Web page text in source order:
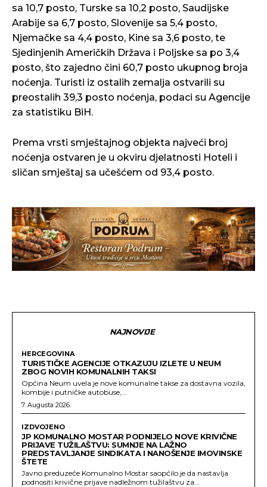
sa 10,7 posto, Turske sa 10,2 posto, Saudijske
Arabije sa 6,7 posto, Slovenije sa 5,4 posto,
Njemačke sa 4,4 posto, Kine sa 3,6 posto, te
Sjedinjenih Američkih Država i Poljske sa po 3,4
posto, što zajedno čini 60,7 posto ukupnog broja
noćenja. Turisti iz ostalih zemalja ostvarili su
preostalih 39,3 posto noćenja, podaci su Agencije
za statistiku BiH.
Prema vrsti smještajnog objekta najveći broj
noćenja ostvaren je u okviru djelatnosti Hoteli i
sličan smještaj sa učešćem od 93,4 posto.
NAJNOVIJE
HERCEGOVINA
TURISTIČKE AGENCIJE OTKAZUJU IZLETE U NEUM
ZBOG NOVIH KOMUNALNIH TAKSI
Općina Neum uvela je nove komunalne takse za dostavna vozila,
kombije i putničke autobuse,...
7. Augusta 2026.
IZDVOJENO
JP KOMUNALNO MOSTAR PODNIJELO NOVE KRIVIČNE
PRIJAVE TUŽILAŠTVU: SUMNJE NA LAŽNO
PREDSTAVLJANJE SINDIKATA I NANOŠENJE IMOVINSKE
ŠTETE
Javno preduzeće Komunalno Mostar saopćilo je da nastavlja
podnositi krivične prijave nadležnom tužilaštvu za...